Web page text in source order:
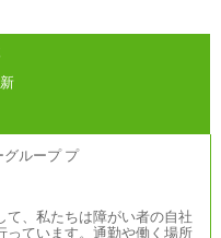
足：事務系職務限定の正社
新
て、私たちは障がい者の自社
っています。通勤や働く場所